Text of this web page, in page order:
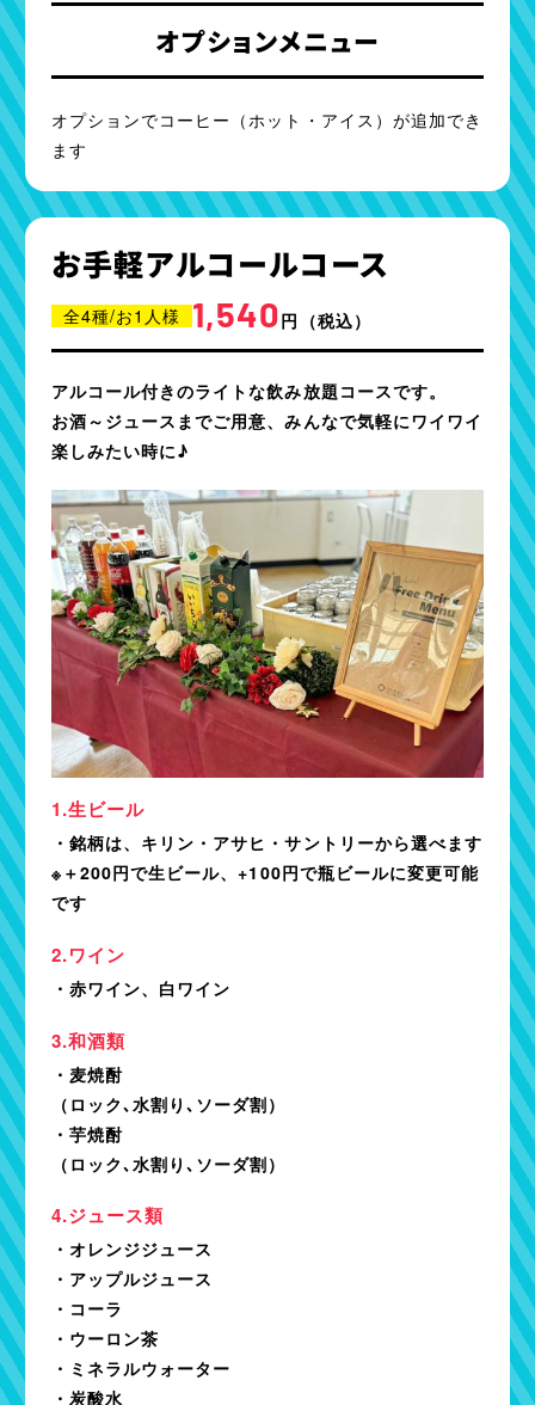
オプションメニュー
オプションでコーヒー（ホット・アイス）が追加でき
ます
お手軽アルコールコース
全4種/お1人様 1,540円 （税込）
アルコール付きのライトな飲み放題コースです。
お酒～ジュースまでご用意、みんなで気軽にワイワイ
楽しみたい時に♪
生ビール
・銘柄は、キリン・アサヒ・サントリーから選べます
※＋200円で生ビール、+100円で瓶ビールに変更可能
です
ワイン
・赤ワイン、白ワイン
和酒類
・麦焼酎
（ロック､水割り､ソーダ割）
・芋焼酎
（ロック､水割り､ソーダ割）
ジュース類
・オレンジジュース
・アップルジュース
・コーラ
・ウーロン茶
・ミネラルウォーター
・炭酸水